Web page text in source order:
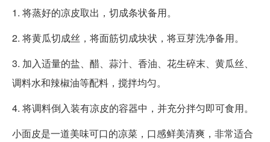
1. 将蒸好的凉皮取出，切成条状备用。
2. 将黄瓜切成丝，将面筋切成块状，将豆芽洗净备用。
3. 加入适量的盐、醋、蒜汁、香油、花生碎末、黄瓜丝、
调料水和辣椒油等配料，搅拌均匀。
4. 将调料倒入装有凉皮的容器中，并充分拌匀即可食用。
小面皮是一道美味可口的凉菜，口感鲜美清爽，非常适合